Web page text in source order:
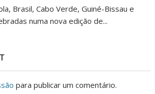
Brasil, Cabo Verde, Guiné-Bissau e
numa nova edição de...
para publicar um comentário.